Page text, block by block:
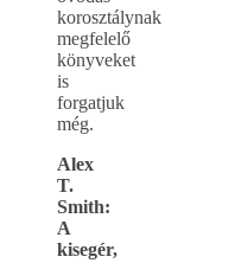
korosztálynak
megfelelő
könyveket
is
forgatjuk
még.
Alex
T.
Smith:
A
kisegér,